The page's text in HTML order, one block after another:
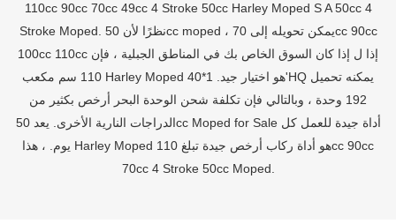
110cc 90cc 70cc 49cc 4 Stroke 50cc Harley Moped S A 50cc 4
Stroke Moped. نظرًا لأن 50cc moped ، يمكن تحويله إلى 70cc 90cc
100cc 110cc إذا ل إذا كان السوق الخاص بك في المناطق الجبلية ، فإن
110 سم مكعب Harley Moped هو اختيار جيد. 1*40'HQ يمكنه تحميل
192 وحدة ، وبالتالي فإن تكلفة شحن الوحدة البحر أرخص بكثير من
الدراجات النارية الأخرى. يعد 50cc Moped for Sale أداة جيدة للعمل كل
يوم. ، هذا Harley Moped هو أداة ركاب أرخص جيدة تبلغ 110cc 90cc
70cc 4 Stroke 50cc Moped.